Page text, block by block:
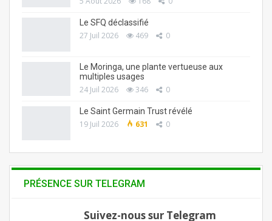
Le SFQ déclassifié
27 Juil 2026 469 0
Le Moringa, une plante vertueuse aux
multiples usages
24 Juil 2026 346 0
Le Saint Germain Trust révélé
19 Juil 2026 631 0
PRÉSENCE SUR TELEGRAM
Suivez-nous sur Telegram